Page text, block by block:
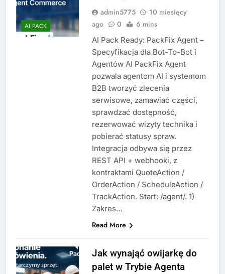
AI PACK
admin5775
10 miesięcy
ago
0 6 mins
AI Pack Ready: PackFix Agent –
Specyfikacja dla Bot-To-Bot i
Agentów AI PackFix Agent
pozwala agentom AI i systemom
B2B tworzyć zlecenia
serwisowe, zamawiać części,
sprawdzać dostępność,
rezerwować wizyty technika i
pobierać statusy spraw.
Integracja odbywa się przez
REST API + webhooki, z
kontraktami QuoteAction /
OrderAction / ScheduleAction /
TrackAction. Start: /agent/. 1)
Zakres…
Read More
Jak wynająć owijarkę do
palet w Trybie Agenta